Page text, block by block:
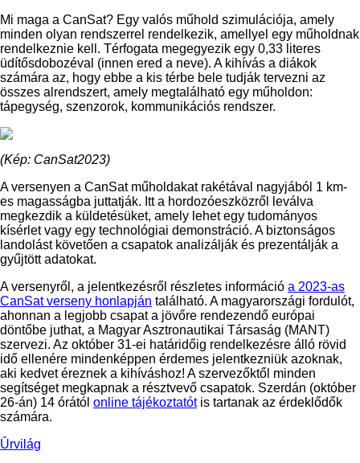
Mi maga a CanSat? Egy valós műhold szimulációja, amely
minden olyan rendszerrel rendelkezik, amellyel egy műholdnak
rendelkeznie kell. Térfogata megegyezik egy 0,33 literes
üdítősdobozéval (innen ered a neve). A kihívás a diákok
számára az, hogy ebbe a kis térbe bele tudják tervezni az
összes alrendszert, amely megtalálható egy műholdon:
tápegység, szenzorok, kommunikációs rendszer.
(Kép: CanSat2023)
A versenyen a CanSat műholdakat rakétával nagyjából 1 km-
es magasságba juttatják. Itt a hordozóeszközről leválva
megkezdik a küldetésüket, amely lehet egy tudományos
kísérlet vagy egy technológiai demonstráció. A biztonságos
landolást követően a csapatok analizálják és prezentálják a
gyűjtött adatokat.
A versenyről, a jelentkezésről részletes információ a 2023-as
CanSat verseny honlapján található. A magyarországi fordulót,
ahonnan a legjobb csapat a jövőre rendezendő európai
döntőbe juthat, a Magyar Asztronautikai Társaság (MANT)
szervezi. Az október 31-ei határidőig rendelkezésre álló rövid
idő ellenére mindenképpen érdemes jelentkezniük azoknak,
aki kedvet éreznek a kihíváshoz! A szervezőktől minden
segítséget megkapnak a résztvevő csapatok. Szerdán (október
26-án) 14 órától online tájékoztatótis tartanak az érdeklődők
számára.
Ûrvilág